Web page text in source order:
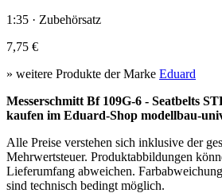
1:35 · Zubehörsatz
7,75 €
» weitere Produkte der Marke Eduard
Messerschmitt Bf 109G-6 - Seatbelts
kaufen im Eduard-Shop modellbau-
Alle Preise verstehen sich inklusive der
Mehrwertsteuer. Produktabbildungen
Lieferumfang abweichen.
sind technisch bedingt möglich.